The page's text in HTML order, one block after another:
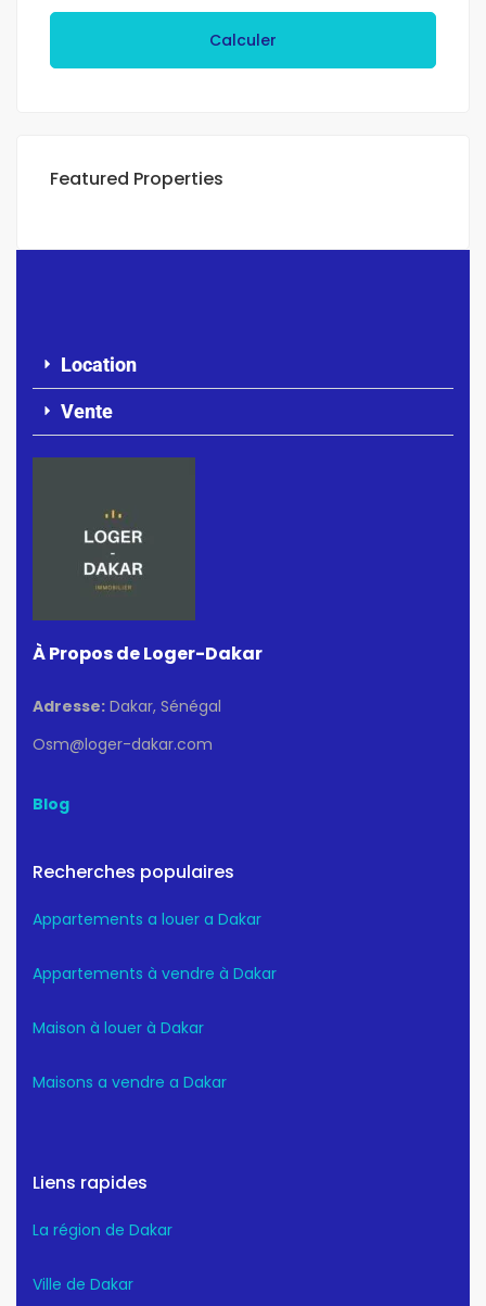
Calculer
Featured Properties
Location
Vente
À Propos de Loger-Dakar
Adresse: Dakar, Sénégal
Osm@loger-dakar.com
Blog
Recherches populaires
Appartements a louer a Dakar
Appartements à vendre à Dakar
Maison à louer à Dakar
Maisons a vendre a Dakar
Liens rapides
La région de Dakar
Ville de Dakar